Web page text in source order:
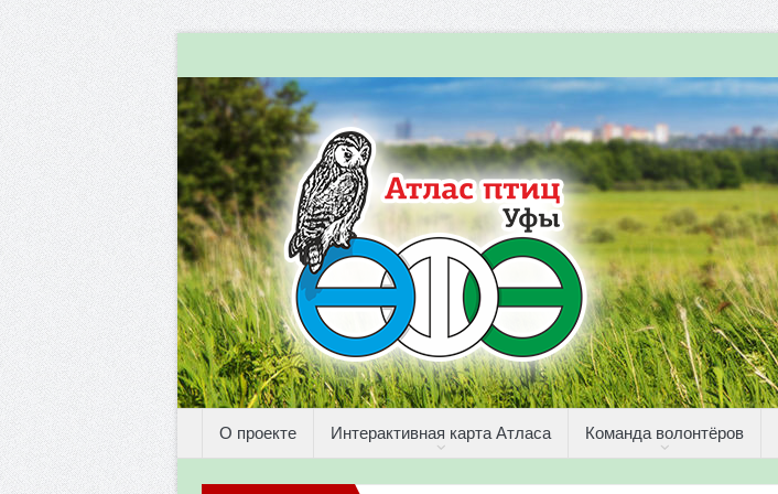
О проекте Интерактивная карта Атласа Команда волонтёров